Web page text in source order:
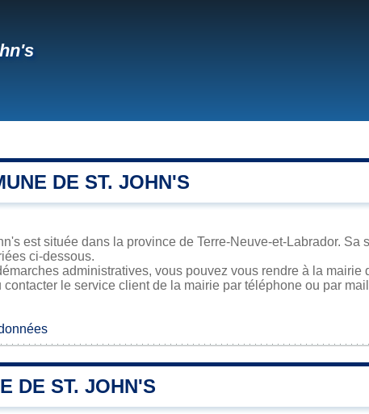
DE ST. JOHN'S
est située dans la province de Terre-Neuve-et-Labrador.
ci-dessous.
administratives, vous pouvez vous rendre à la
contacter le service client de la mairie par téléphone ou par
DE ST. JOHN'S